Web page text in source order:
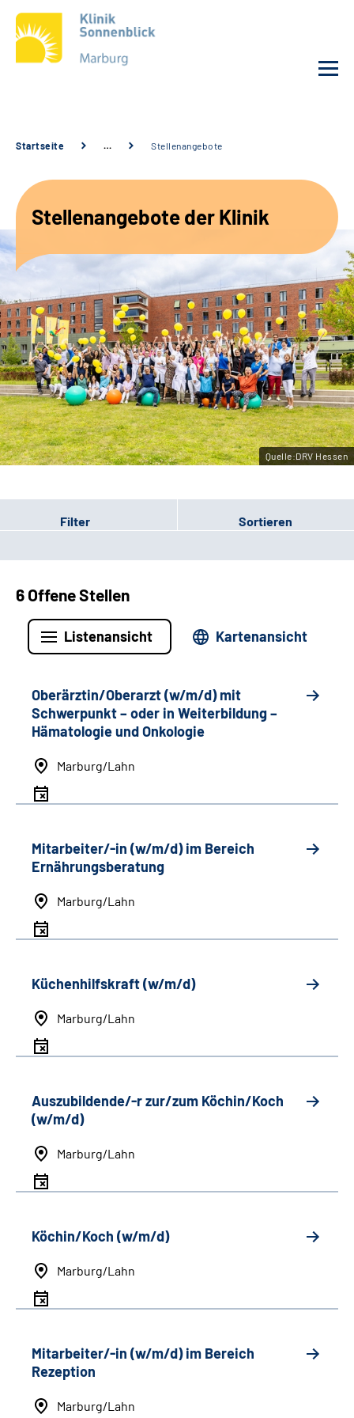
Service
Karriere
Sozialdienste & Zuweisende
Suche
Leichte Sprache
Gebärdensprache
Startseite … Stellenangebote
Stellenangebote der Klinik
Quelle:DRV Hessen
Filter Sortieren
6 Offene Stellen
Listenansicht Kartenansicht
Oberärztin/Oberarzt (w/m/d) mit
Schwerpunkt– oder in Weiterbildung–
Hämatologie und Onkologie
Marburg/Lahn
Mitarbeiter/-in (w/m/d) im Bereich
Ernährungsberatung
Marburg/Lahn
Küchenhilfskraft (w/m/d)
Marburg/Lahn
Auszubildende/-r zur/zum Köchin/Koch
(w/m/d)
Marburg/Lahn
Köchin/Koch (w/m/d)
Marburg/Lahn
Mitarbeiter/-in (w/m/d) im Bereich
Rezeption
Marburg/Lahn